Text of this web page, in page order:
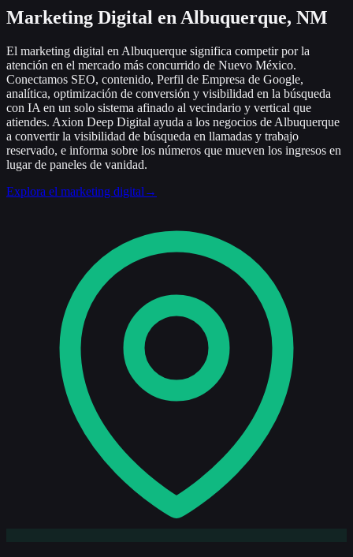
Marketing Digital en Albuquerque, NM
El marketing digital en Albuquerque significa competir por la
atención en el mercado más concurrido de Nuevo México.
Conectamos SEO, contenido, Perfil de Empresa de Google,
analítica, optimización de conversión y visibilidad en la búsqueda
con IA en un solo sistema afinado al vecindario y vertical que
atiendes. Axion Deep Digital ayuda a los negocios de Albuquerque
a convertir la visibilidad de búsqueda en llamadas y trabajo
reservado, e informa sobre los números que mueven los ingresos en
lugar de paneles de vanidad.
Explora el marketing digital →